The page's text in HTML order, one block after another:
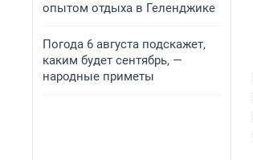
опытом отдыха в Геленджике
Погода 6 августа подскажет,
каким будет сентябрь, —
народные приметы